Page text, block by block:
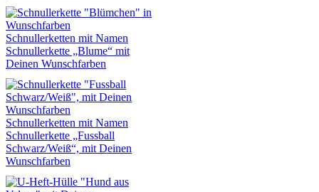
Schnullerketten mit Namen
Schnullerkette „Blume“ mit
Deinen Wunschfarben
Schnullerketten mit Namen
Schnullerkette „Fussball
Schwarz/Weiß“, mit Deinen
Wunschfarben